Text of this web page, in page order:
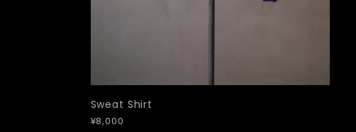
Sweat Shirt
¥8,000